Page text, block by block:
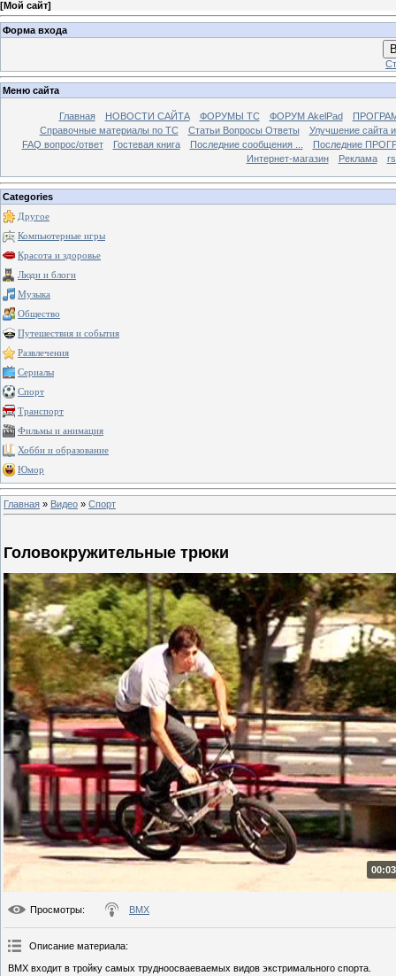
[Мой сайт]
Форма входа
Меню сайта
Главная НОВОСТИ САЙТА ФОРУМЫ TC ФОРУМ AkelPad
Справочные материалы по TС
Статьи Вопросы Ответы
Улучшение сайта
FAQ вопрос/ответ
Гостевая книга Последние сообщения ...
Последние
Интернет-магазин
Реклама
Categories
Другое
Компьютерные игры
Красота и здоровье
Люди и блоги
Музыка
Общество
Путешествия и события
Развлечения
Сериалы
Спорт
Транспорт
Фильмы и анимация
Хобби и образование
Юмор
Главная » Видео » Спорт
Головокружительные трюки
Просмотры: BMX
Описание материала:
BMX входит в тройку самых трудноосваеваемых видов экстримального спорта.